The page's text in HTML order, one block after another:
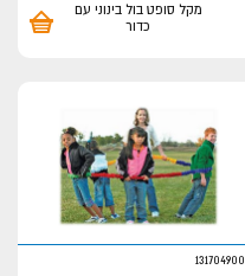
מקל סופט בול בינוני עם
כדור
131704900